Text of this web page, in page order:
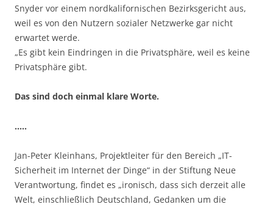
Snyder vor einem nordkalifornischen Bezirksgericht aus,
weil es von den Nutzern sozialer Netzwerke gar nicht
erwartet werde.
„Es gibt kein Eindringen in die Privatsphäre, weil es keine
Privatsphäre gibt.
Das sind doch einmal klare Worte.
…..
Jan-Peter Kleinhans, Projektleiter für den Bereich „IT-
Sicherheit im Internet der Dinge“ in der Stiftung Neue
Verantwortung, findet es „ironisch, dass sich derzeit alle
Welt, einschließlich Deutschland, Gedanken um die